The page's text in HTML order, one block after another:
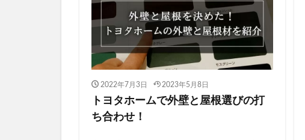
2022年7月3日 2023年5月8日
トヨタホームで外壁と屋根選びの打
ち合わせ！